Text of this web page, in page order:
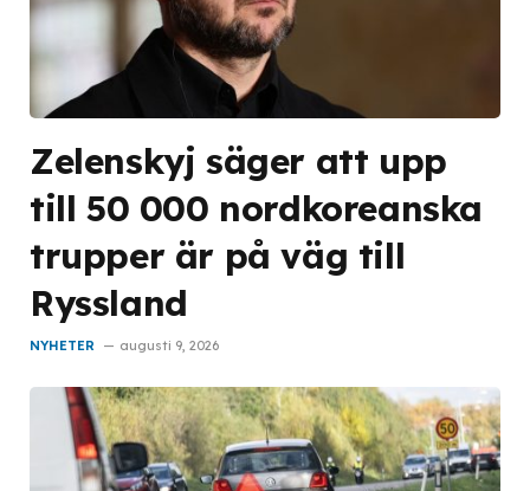
Zelenskyj säger att upp
till 50 000 nordkoreanska
trupper är på väg till
Ryssland
NYHETER augusti 9, 2026